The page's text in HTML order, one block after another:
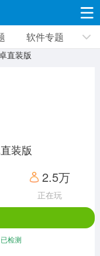
专题 新闻资讯
体育运动
1280款应用
软件专题
直装版
装版
2.5万
正在玩
已检测